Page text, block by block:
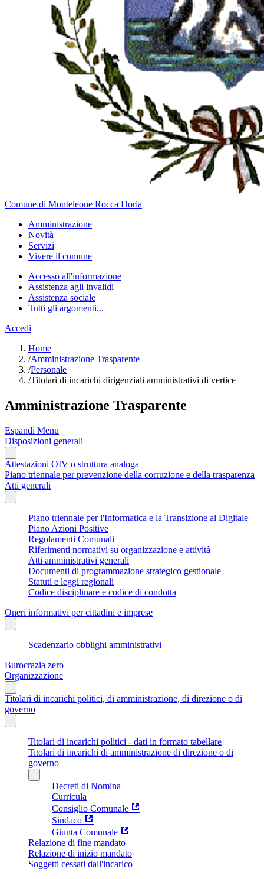
Comune di Monteleone Rocca Doria
Amministrazione
Novità
Servizi
Vivere il comune
Accesso all'informazione
Assistenza agli invalidi
Assistenza sociale
Tutti gli argomenti...
Accedi
Home
/Amministrazione Trasparente
/Personale
/Titolari di incarichi dirigenziali amministrativi di vertice
Amministrazione Trasparente
Espandi Menu
Disposizioni generali
Attestazioni OIV o struttura analoga
Piano triennale per prevenzione della corruzione e della trasparenza
Atti generali
Piano triennale per l'Informatica e la Transizione al Digitale
Piano Azioni Positive
Regolamenti Comunali
Riferimenti normativi su organizzazione e attività
Atti amministrativi generali
Documenti di programmazione strategico gestionale
Statuti e leggi regionali
Codice disciplinare e codice di condotta
Oneri informativi per cittadini e imprese
Scadenzario obblighi amministrativi
Burocrazia zero
Organizzazione
Titolari di incarichi politici, di amministrazione, di direzione o di
governo
Titolari di incarichi politici - dati in formato tabellare
Titolari di incarichi di amministrazione di direzione o di
governo
Decreti di Nomina
Curricula
Consiglio Comunale
Sindaco
Giunta Comunale
Relazione di fine mandato
Relazione di inizio mandato
Soggetti cessati dall'incarico